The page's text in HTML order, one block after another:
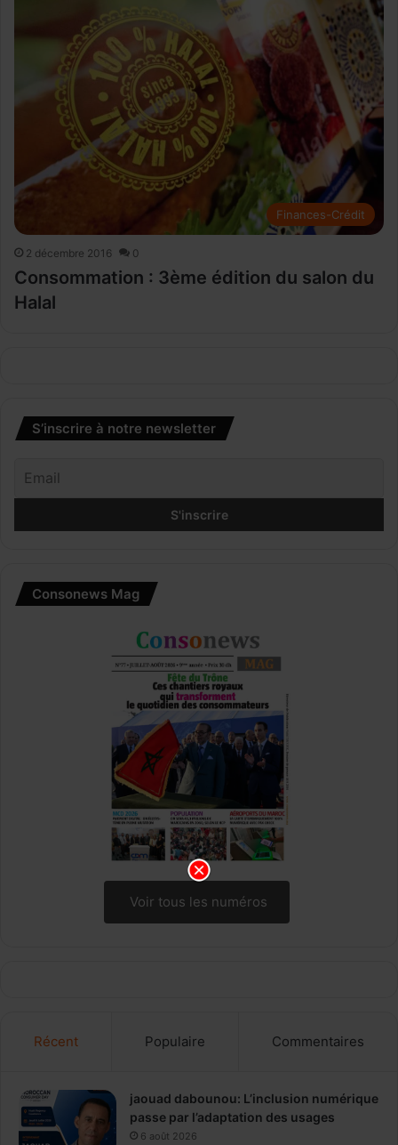
Finances-Crédit
2 décembre 2016 0
Consommation : 3ème édition du salon du
Halal
S’inscrire à notre newsletter
Consonews Mag
Voir tous les numéros
Récent Populaire Commentaires
jaouad dabounou: L’inclusion numérique
passe par l’adaptation des usages
6 août 2026